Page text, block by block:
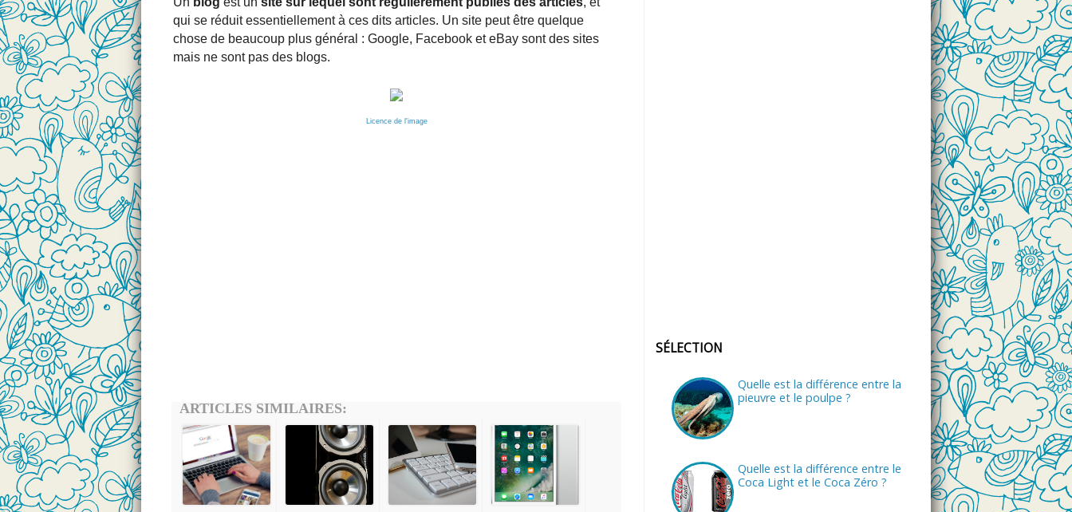
qui se réduit essentiellement à ces dits articles. Un site peut être quelque
chose de beaucoup plus général : Google, Facebook et eBay sont des sites
mais ne sont pas des blogs.
Licence de l'image
ARTICLES SIMILAIRES:
SÉLECTION
Quelle est la différence entre la
pieuvre et le poulpe ?
Quelle est la différence entre le
Coca Light et le Coca Zéro ?